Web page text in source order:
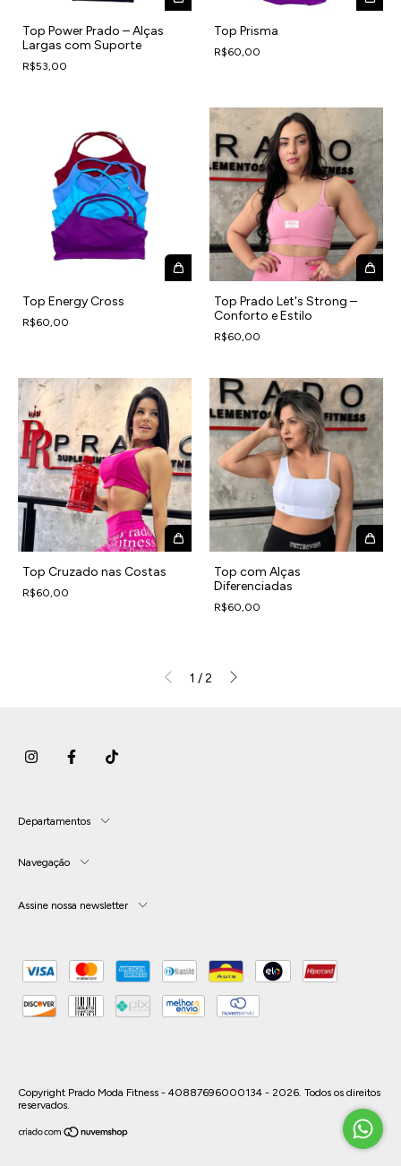
Top Power Prado – Alças
Largas com Suporte
R$53,00
Top Prisma
R$60,00
Top Energy Cross
R$60,00
Top Prado Let's Strong –
Conforto e Estilo
R$60,00
Top Cruzado nas Costas
R$60,00
Top com Alças
Diferenciadas
R$60,00
1 / 2
Departamentos
Navegação
Assine nossa newsletter
Copyright Prado Moda Fitness - 40887696000134 - 2026. Todos os direitos
reservados.